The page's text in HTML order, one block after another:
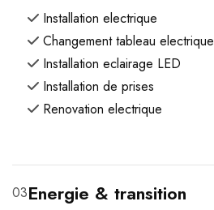
Installation electrique
Changement tableau electrique
Installation eclairage LED
Installation de prises
Renovation electrique
03Energie & transition